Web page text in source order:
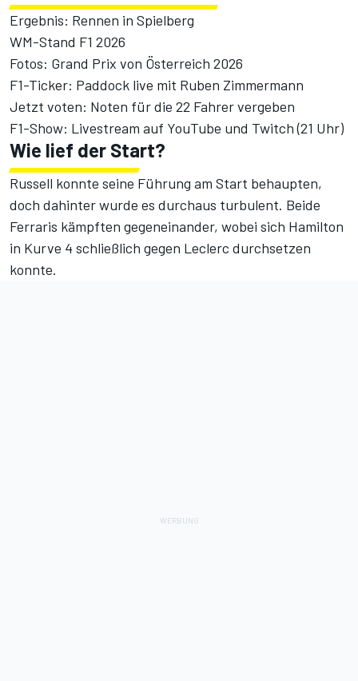
Ergebnis: Rennen in Spielberg
WM-Stand F1 2026
Fotos: Grand Prix von Österreich 2026
F1-Ticker: Paddock live mit Ruben Zimmermann
Jetzt voten: Noten für die 22 Fahrer vergeben
F1-Show: Livestream auf YouTube und Twitch(21 Uhr)
Wie lief der Start?
Russell konnte seine Führung am Start behaupten,
doch dahinter wurde es durchaus turbulent. Beide
Ferraris kämpften gegeneinander, wobei sich Hamilton
in Kurve 4 schließlich gegen Leclerc durchsetzen
konnte.